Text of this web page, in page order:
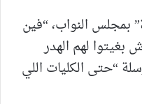
بمجلس النواب، “فين
بغيتوا لهم الهدر
“حتى الكليات اللي